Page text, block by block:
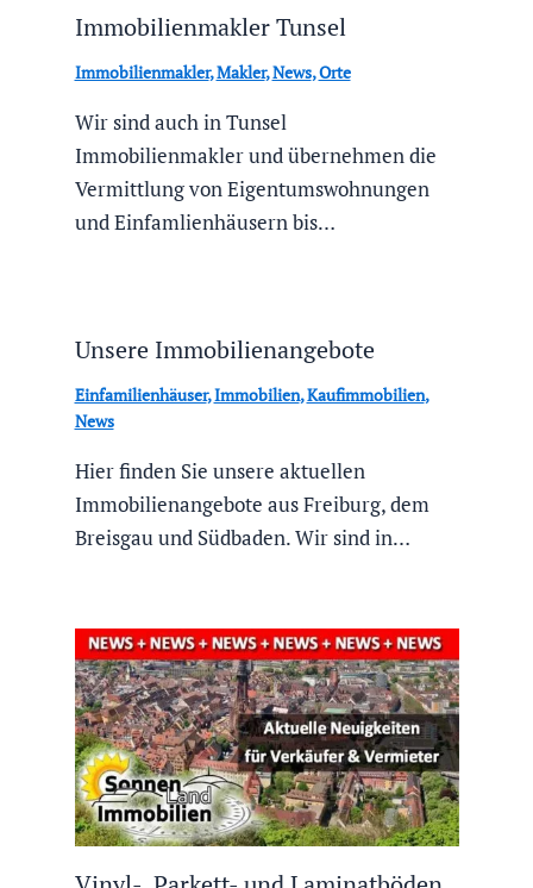
Immobilienmakler Tunsel
Immobilienmakler,Makler,News,Orte
Wir sind auch in Tunsel
Immobilienmakler und übernehmen die
Vermittlung von Eigentumswohnungen
und Einfamlienhäusern bis…
Unsere Immobilienangebote
Einfamilienhäuser,Immobilien,Kaufimmobilien,
News
Hier finden Sie unsere aktuellen
Immobilienangebote aus Freiburg, dem
Breisgau und Südbaden. Wir sind in…